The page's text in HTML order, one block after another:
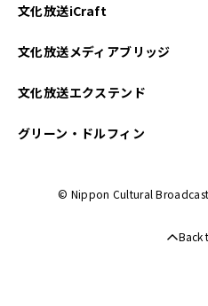
文化放送iCraft
文化放送メディアブリッジ
文化放送エクステンド
グリーン・ドルフィン
© Nippon Cultural
Back